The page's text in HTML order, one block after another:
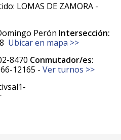
LOMAS DE ZAMORA -
Perón Intersección:
Ubicar en mapa >>
8470 Conmutador/es:
12165 - Ver turnos >>